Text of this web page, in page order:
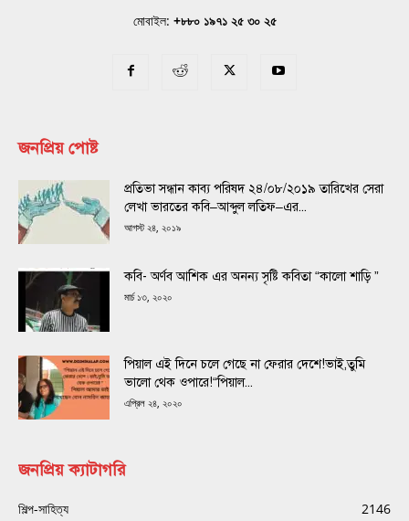
মোবাইল: +৮৮০ ১৯৭১ ২৫ ৩০ ২৫
জনপ্রিয় পোষ্ট
প্রতিভা সন্ধান কাব্য পরিষদ ২৪/০৮/২০১৯ তারিখের সেরা
লেখা ভারতের কবি–আব্দুল লতিফ–এর...
আগস্ট ২৪, ২০১৯
কবি- অর্ণব আশিক এর অনন্য সৃষ্টি কবিতা “কালো শাড়ি ”
মার্চ ১৩, ২০২০
পিয়াল এই দিনে চলে গেছে না ফেরার দেশে!ভাই,তুমি
ভালো থেক ওপারে!“পিয়াল...
এপ্রিল ২৪, ২০২০
জনপ্রিয় ক্যাটাগরি
শিল্প-সাহিত্য 2146